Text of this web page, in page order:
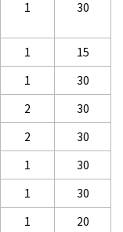
1 30
1
15
1
30
2
30
2
30
1
30
1 30
1
20